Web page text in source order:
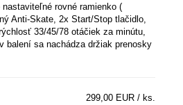
rovné ramienko (
Anti-Skate, 2x Start/Stop tlačidlo,
33/45/78 otáčiek za minútu,
balení sa nachádza držiak prenosky
299,00 EUR / ks.